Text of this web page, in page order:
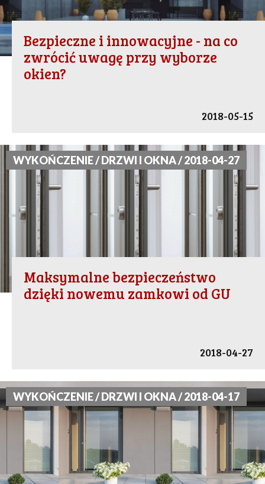
Bezpieczne i innowacyjne - na co
zwrócić uwagę przy wyborze
okien?
2018-05-15
WYKOŃCZENIE / DRZWI I OKNA / 2018-04-27
Maksymalne bezpieczeństwo
dzięki nowemu zamkowi od GU
2018-04-27
WYKOŃCZENIE / DRZWI I OKNA / 2018-04-17